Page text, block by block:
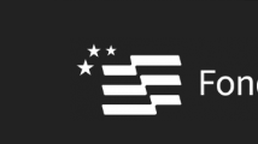
Image